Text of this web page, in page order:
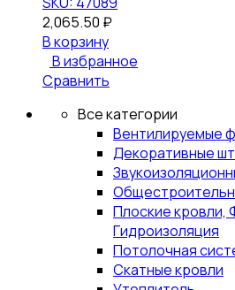
2,065.50 ₽
В корзину
В избранное
Сравнить
Все категории
Вентилируемые
Декоративные
Плоские кровли,
Гидроизоляция
Потолочная
Скатные кровли